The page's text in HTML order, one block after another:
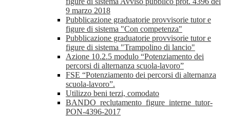
9 marzo 2018
Pubblicazione graduatorie provvisorie tutor e
figure di sistema "Con competenza"
Pubblicazione graduatorie provvisorie tutor e
figure di sistema "Trampolino di lancio"
Azione 10.2.5 modulo “Potenziamento dei
percorsi di alternanza scuola-lavoro”
FSE “Potenziamento dei percorsi di alternanza
scuola-lavoro”.
Utilizzo beni terzi, comodato
BANDO_reclutamento_figure_interne_tutor-
PON-4396-2017